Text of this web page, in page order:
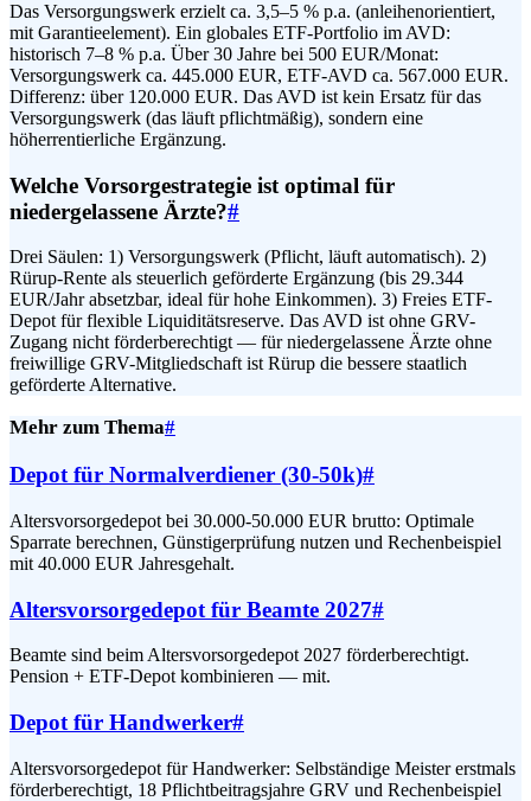
Das Versorgungswerk erzielt ca. 3,5–5 % p.a. (anleihenorientiert,
mit Garantieelement). Ein globales ETF-Portfolio im AVD:
historisch 7–8 % p.a. Über 30 Jahre bei 500 EUR/Monat:
Versorgungswerk ca. 445.000 EUR, ETF-AVD ca. 567.000 EUR.
Differenz: über 120.000 EUR. Das AVD ist kein Ersatz für das
Versorgungswerk (das läuft pflichtmäßig), sondern eine
höherrentierliche Ergänzung.
Welche Vorsorgestrategie ist optimal für
niedergelassene Ärzte?#
Drei Säulen: 1) Versorgungswerk (Pflicht, läuft automatisch). 2)
Rürup-Rente als steuerlich geförderte Ergänzung (bis 29.344
EUR/Jahr absetzbar, ideal für hohe Einkommen). 3) Freies ETF-
Depot für flexible Liquiditätsreserve. Das AVD ist ohne GRV-
Zugang nicht förderberechtigt — für niedergelassene Ärzte ohne
freiwillige GRV-Mitgliedschaft ist Rürup die bessere staatlich
geförderte Alternative.
Mehr zum Thema#
Depot für Normalverdiener (30-50k)#
Altersvorsorgedepot bei 30.000-50.000 EUR brutto: Optimale
Sparrate berechnen, Günstigerprüfung nutzen und Rechenbeispiel
mit 40.000 EUR Jahresgehalt.
Altersvorsorgedepot für Beamte 2027#
Beamte sind beim Altersvorsorgedepot 2027 förderberechtigt.
Pension + ETF-Depot kombinieren — mit.
Depot für Handwerker#
Altersvorsorgedepot für Handwerker: Selbständige Meister erstmals
förderberechtigt, 18 Pflichtbeitragsjahre GRV und Rechenbeispiel